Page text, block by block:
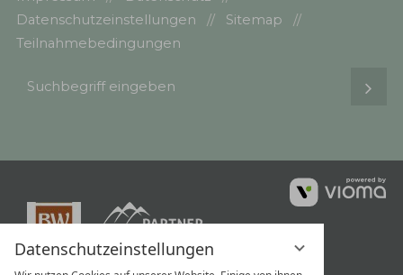
Datenschutzeinstellungen
Datenschutzeinstellungen
Sitemap
Teilnahmebedingungen
Suchbegriff